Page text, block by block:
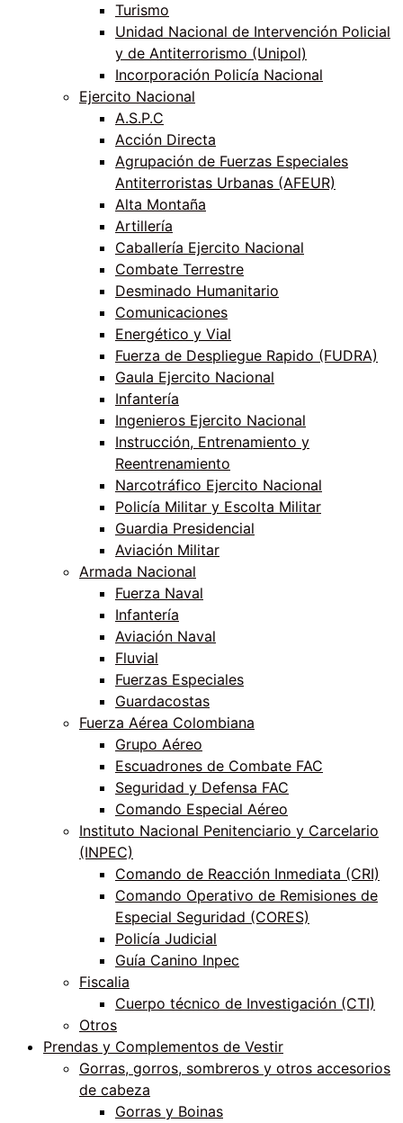
Turismo
Unidad Nacional de Intervención Policial
y de Antiterrorismo (Unipol)
Incorporación Policía Nacional
Ejercito Nacional
A.S.P.C
Acción Directa
Agrupación de Fuerzas Especiales
Antiterroristas Urbanas (AFEUR)
Alta Montaña
Artillería
Caballería Ejercito Nacional
Combate Terrestre
Desminado Humanitario
Comunicaciones
Energético y Vial
Fuerza de Despliegue Rapido (FUDRA)
Gaula Ejercito Nacional
Infantería
Ingenieros Ejercito Nacional
Instrucción, Entrenamiento y
Reentrenamiento
Narcotráfico Ejercito Nacional
Policía Militar y Escolta Militar
Guardia Presidencial
Aviación Militar
Armada Nacional
Fuerza Naval
Infantería
Aviación Naval
Fluvial
Fuerzas Especiales
Guardacostas
Fuerza Aérea Colombiana
Grupo Aéreo
Escuadrones de Combate FAC
Seguridad y Defensa FAC
Comando Especial Aéreo
Instituto Nacional Penitenciario y Carcelario
(INPEC)
Comando de Reacción Inmediata (CRI)
Comando Operativo de Remisiones de
Especial Seguridad (CORES)
Policía Judicial
Guía Canino Inpec
Fiscalia
Cuerpo técnico de Investigación (CTI)
Otros
Prendas y Complementos de Vestir
Gorras, gorros, sombreros y otros accesorios
de cabeza
Gorras y Boinas